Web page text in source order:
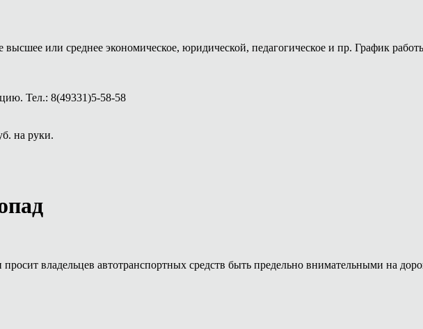
или среднее экономическое, юридической, педагогическое и пр. График
Тел.: 8(49331)5-58-58
на руки.
владельцев автотранспортных средств быть предельно внимательными на